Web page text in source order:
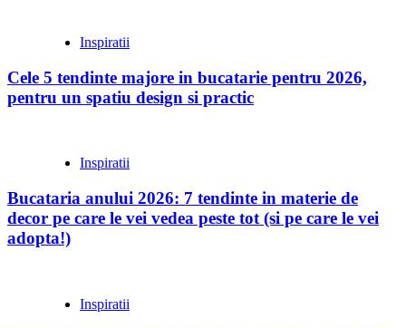
Inspiratii
Cele 5 tendinte majore in bucatarie pentru 2026,
pentru un spatiu design si practic
Inspiratii
Bucataria anului 2026: 7 tendinte in materie de
decor pe care le vei vedea peste tot (si pe care le vei
adopta!)
Inspiratii